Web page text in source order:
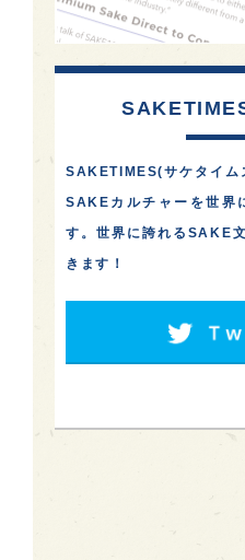
SAKETIMES(サケタイム
SAKEカルチャーを世界
す。世界に誇れるSAKE
きます！